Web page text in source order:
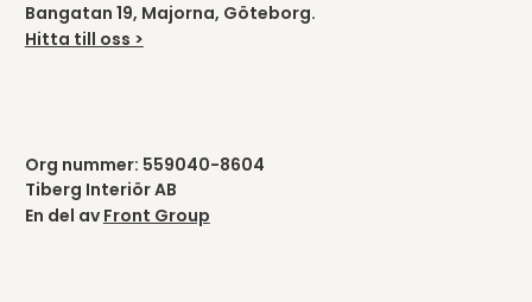
Bangatan 19, Majorna, Göteborg.
Hitta till oss >
Org nummer: 559040-8604
Tiberg Interiör AB
En del av Front Group